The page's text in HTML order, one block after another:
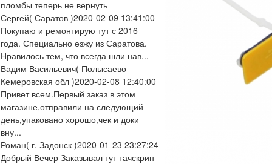
пломбы теперь не вернуть
Сергей( Саратов )2020-02-09 13:41:00
Покупаю и ремонтирую тут с 2016
года. Специально езжу из Саратова.
Нравилось тем, что всегда шли нав...
Вадим Васильевич( Полысаево
Кемеровская обл )2020-02-08 12:40:00
Привет всем.Первый заказ в этом
магазине,отправили на следующий
день,упаковано хорошо,чек и доки
вну...
Роман( г. Задонск )2020-01-23 23:27:24
Добрый Вечер Заказывал тут тачскрин